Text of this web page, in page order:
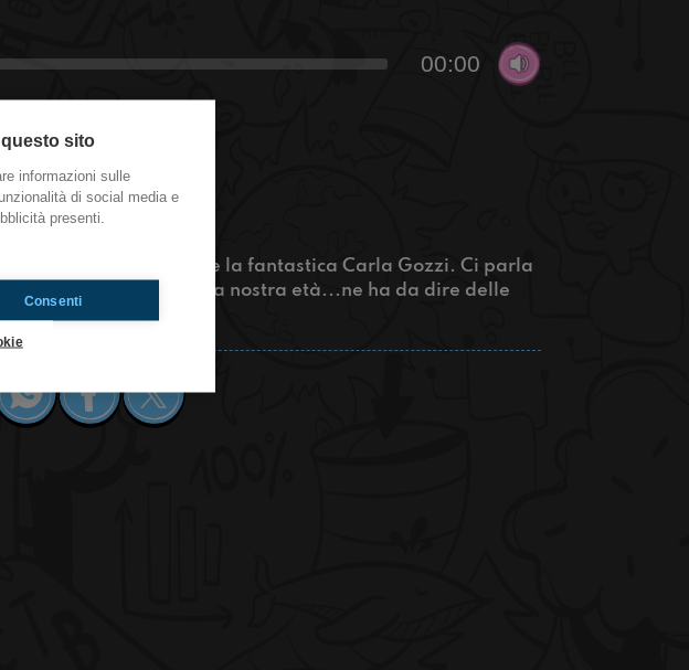
00:00
look per intervistare la fantastica Carla Gozzi. Ci parla
aveva quando aveva la nostra età...ne ha da dire delle
sito
informazioni sulle
di social media e
presenti.
Consenti